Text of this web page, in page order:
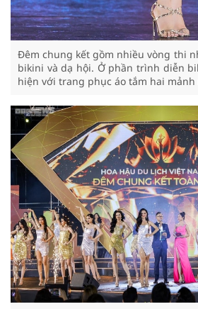
Đêm chung kết gồm nhiều vòng thi
bikini và dạ hội. Ở phần trình diễn
hiện với trang phục áo tắm hai mảnh